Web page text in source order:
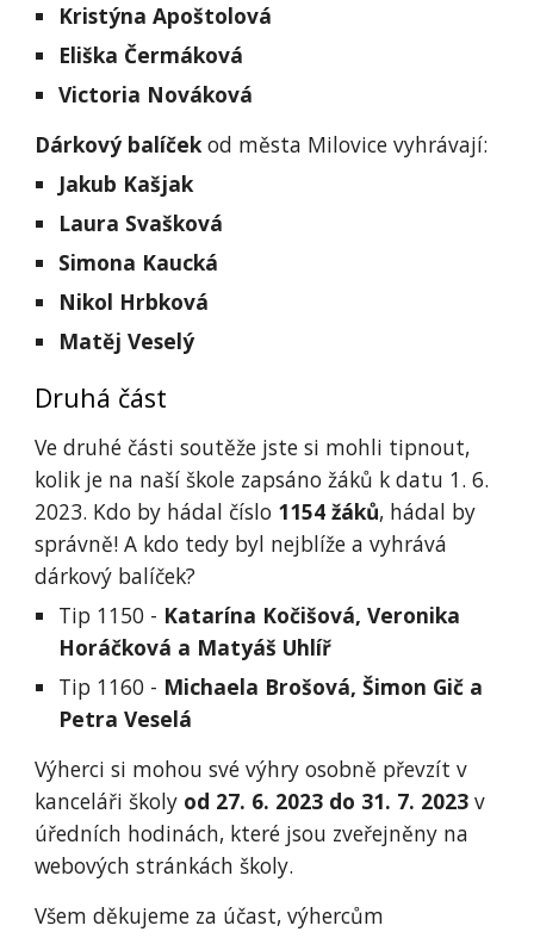
Kristýna Apoštolová
Eliška Čermáková
Victoria Nováková
Dárkový balíčekod města Milovice vyhrávají:
Jakub Kašjak
Laura Svašková
Simona Kaucká
Nikol Hrbková
Matěj Veselý
Druhá část
Ve druhé části soutěže jste si mohli tipnout,
kolik je na naší škole zapsáno žáků k datu 1. 6.
2023. Kdo by hádal číslo 1154 žáků, hádal by
správně! A kdo tedy byl nejblíže a vyhrává
dárkový balíček?
Tip 1150 - Katarína Kočišová, Veronika
Horáčková a Matyáš Uhlíř
Tip 1160 - Michaela Brošová, Šimon Gič a
Petra Veselá
Výherci si mohou své výhry osobně převzít v
kanceláři školy od 27. 6. 2023 do 31. 7. 2023 v
úředních hodinách, které jsou zveřejněny na
webových stránkách školy.
Všem děkujeme za účast, výhercům